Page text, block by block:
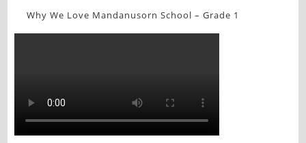
Why We Love Mandanusorn School – Grade 1